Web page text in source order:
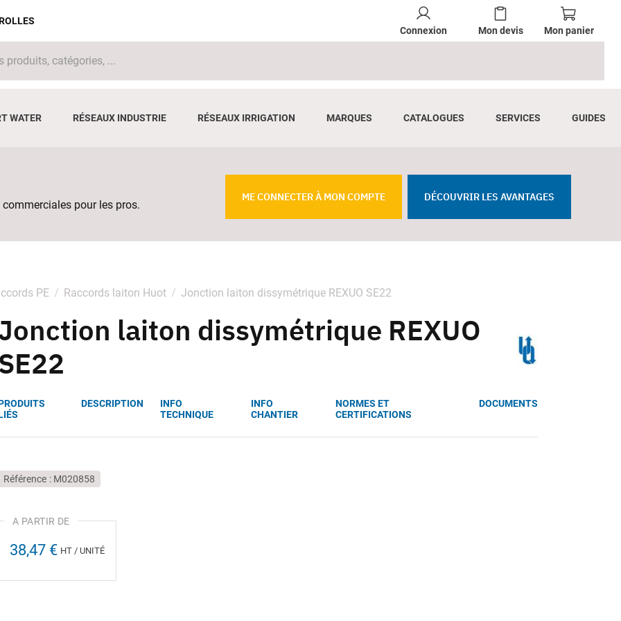
Connexion Mon devis Mon panier
WATER RÉSEAUX INDUSTRIE RÉSEAUX IRRIGATION MARQUES CATALOGUES SERVICES GUIDES
pour les pros.
ME CONNECTER À MON COMPTE DÉCOUVRIR LES AVANTAGES
PE Raccords laiton Huot Jonction laiton dissymétrique REXUO SE22
laiton dissymétrique REXUO
DESCRIPTION
INFO
TECHNIQUE
INFO
CHANTIER
NORMES ET
CERTIFICATIONS
DOCUMENTS
Référence M020858
38,47 € HT / UNITÉ